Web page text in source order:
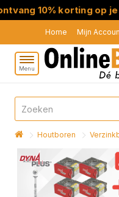
10% korting op je
Home Mijn
Menu
Houtboren